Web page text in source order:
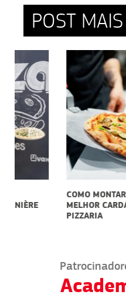
POST
COMO MONTAR O
MELHOR CARDÁPIO DE